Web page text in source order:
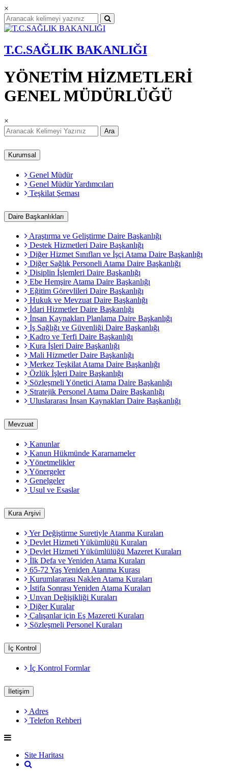
×
T.C.SAĞLIK BAKANLIĞI
YÖNETİM HİZMETLERİ
GENEL MÜDÜRLÜĞÜ
×
Ara
Kurumsal
Genel Müdür
Genel Müdür Yardımcıları
Teşkilat Şeması
Daire Başkanlıkları
Araştırma ve Geliştirme Daire Başkanlığı
Destek Hizmetleri Daire Başkanlığı
Diğer Hizmet Sınıfları ve İşçi Atama Daire Başkanlığı
Diğer Sağlık Personeli Atama Daire Başkanlığı
Disiplin İşlemleri Daire Başkanlığı
Ebe Hemşire Atama Daire Başkanlığı
Eğitim Görevlileri Daire Başkanlığı
Hukuk ve Mevzuat Daire Başkanlığı
İdari Hizmetler Daire Başkanlığı
İnsan Kaynakları Planlama Daire Başkanlığı
İş Sağlığı ve Güvenliği Daire Başkanlığı
Kadro ve Terfi Daire Başkanlığı
Kura İşleri Daire Başkanlığı
Mali Hizmetler Daire Başkanlığı
Merkez Teşkilat Atama Daire Başkanlığı
Özlük İşleri Daire Başkanlığı
Sözleşmeli Yönetici Atama Daire Başkanlığı
Stratejik Personel Atama Daire Başkanlığı
Uluslararası İnsan Kaynakları Daire Başkanlığı
Mevzuat
Kanunlar
Kanun Hükmünde Kararnameler
Yönetmelikler
Yönergeler
Genelgeler
Usul ve Esaslar
Kura Arşivi
Yer Değiştirme Suretiyle Atanma Kuraları
Devlet Hizmeti Yükümlüğü Kuraları
Devlet Hizmeti Yükümlülüğü Mazeret Kuraları
İlk Defa ve Yeniden Atama Kuraları
65-72 Yaş Yeniden Atanma Kurası
Kurumlararası Naklen Atama Kuraları
İstifa Sonrası Yeniden Atama Kuraları
Unvan Değişikliği Kuraları
Diğer Kuralar
Çalışanlar için Eş Mazereti Kuraları
Sözleşmeli Personel Kuraları
İç Kontrol
İç Kontrol Formlar
İletişim
Adres
Telefon Rehberi
Site Haritası